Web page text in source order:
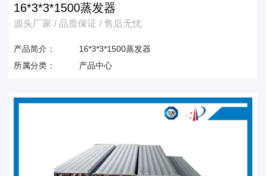
16*3*3*1500蒸发器
源头厂家 / 品质保证 / 售后无忧
产品简介：
16*3*3*1500蒸发器
所属分类：
产品中心